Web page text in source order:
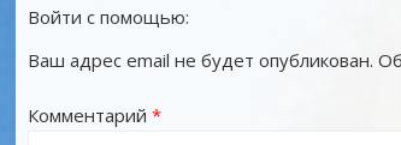
Войти с помощью:
Ваш адрес email не будет опубликован.
Комментарий *